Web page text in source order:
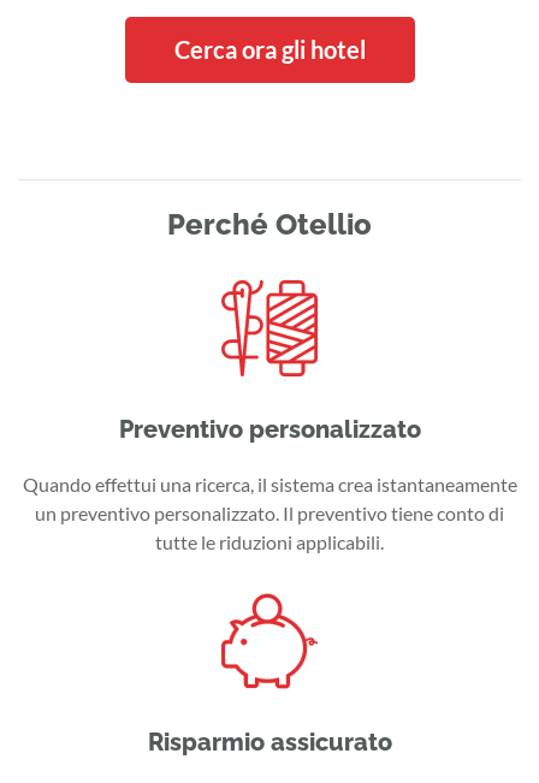
Cerca ora gli hotel
Perché Otellio
Preventivo personalizzato
Quando effettui una ricerca, il sistema crea istantaneamente
un preventivo personalizzato. Il preventivo tiene conto di
tutte le riduzioni applicabili.
Risparmio assicurato